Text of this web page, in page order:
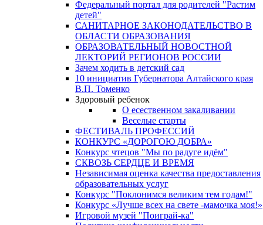
Федеральный портал для родителей "Растим
детей"
САНИТАРНОЕ ЗАКОНОДАТЕЛЬСТВО В
ОБЛАСТИ ОБРАЗОВАНИЯ
ОБРАЗОВАТЕЛЬНЫЙ НОВОСТНОЙ
ЛЕКТОРИЙ РЕГИОНОВ РОССИИ
Зачем ходить в детский сад
10 инициатив Губернатора Алтайского края
В.П. Томенко
Здоровый ребенок
О есественном закаливании
Веселые старты
ФЕСТИВАЛЬ ПРОФЕССИЙ
КОНКУРС «ДОРОГОЮ ДОБРА»
Конкурс чтецов "Мы по радуге идём"
СКВОЗЬ СЕРДЦЕ И ВРЕМЯ
Независимая оценка качества предоставления
образовательных услуг
Конкурс "Поклонимся великим тем годам!"
Конкурс «Лучше всех на свете -мамочка моя!»
Игровой музей "Поиграй-ка"